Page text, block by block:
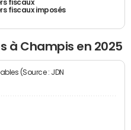
fiscaux
fiscaux imposés
à Champis en 2025
(Source : JDN